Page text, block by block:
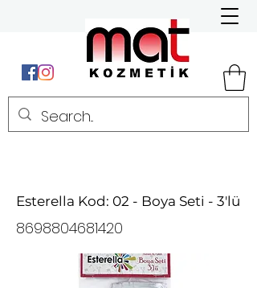
Esterella Kod: 02 - Boya Seti - 3'lü
8698804681420